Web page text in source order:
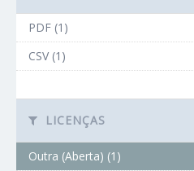
PDF (1)
CSV (1)
LICENÇAS
Outra (Aberta) (1)